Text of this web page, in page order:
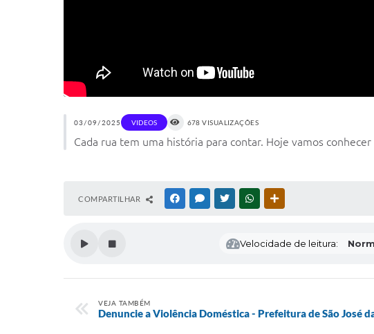
03/09/2025 VIDEOS 678 VISUALIZAÇÕES
Cada rua tem uma história para contar. Hoje vamos
COMPARTILHAR FACEBOOKMESSENGER
TWITTERWHATSAPP
Velocidade de leitura:
VEJA TAMBÉM
Denuncie a Violência Doméstica - Prefeitura de São José